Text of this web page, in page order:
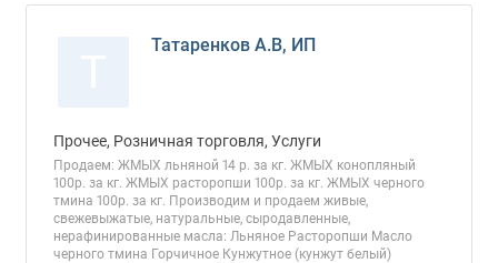
Татаренков А.В, ИП
Прочее, Розничная торговля, Услуги
Продаем: ЖМЫХ льняной 14 р. за кг. ЖМЫХ конопляный
100р. за кг. ЖМЫХ расторопши 100р. за кг. ЖМЫХ черного
тмина 100р. за кг. Производим и продаем живые,
свежевыжатые, натуральные, сыродавленные,
нерафинированные масла: Льняное Расторопши Масло
черного тмина Горчичное Кунжутное (кунжут белый)